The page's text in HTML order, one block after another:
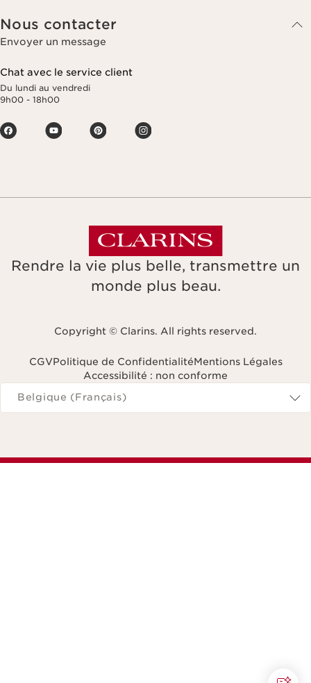
Nous contacter
Envoyer un message
Chat avec le service client
Du lundi au vendredi
9h00 - 18h00
Rendre la vie plus belle, transmettre un
monde plus beau.
Copyright © Clarins. All rights reserved.
CGVPolitique de ConfidentialitéMentions Légales
Accessibilité : non conforme
Naviguer vers
Belgique (Français)